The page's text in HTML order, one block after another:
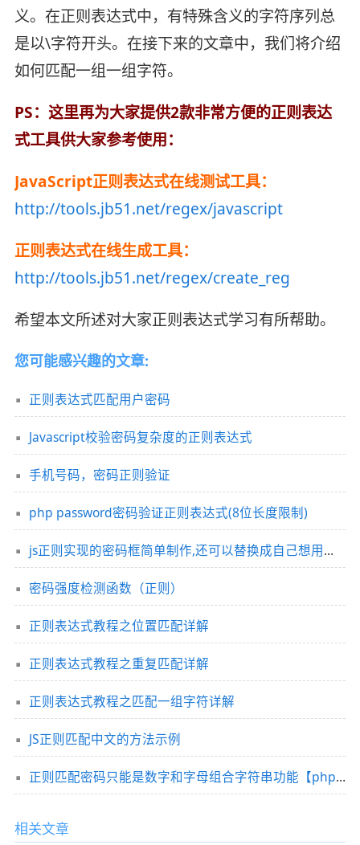
义。在正则表达式中，有特殊含义的字符序列总
是以\字符开头。在接下来的文章中，我们将介绍
如何匹配一组一组字符。
PS：这里再为大家提供2款非常方便的正则表达
式工具供大家参考使用：
JavaScript正则表达式在线测试工具：
http://tools.jb51.net/regex/javascript
正则表达式在线生成工具：
http://tools.jb51.net/regex/create_reg
希望本文所述对大家正则表达式学习有所帮助。
您可能感兴趣的文章:
正则表达式匹配用户密码
Javascript校验密码复杂度的正则表达式
手机号码，密码正则验证
php password密码验证正则表达式(8位长度限制)
js正则实现的密码框简单制作,还可以替换成自己想用得符号
密码强度检测函数（正则）
正则表达式教程之位置匹配详解
正则表达式教程之重复匹配详解
正则表达式教程之匹配一组字符详解
JS正则匹配中文的方法示例
正则匹配密码只能是数字和字母组合字符串功能【php与js实现】
相关文章